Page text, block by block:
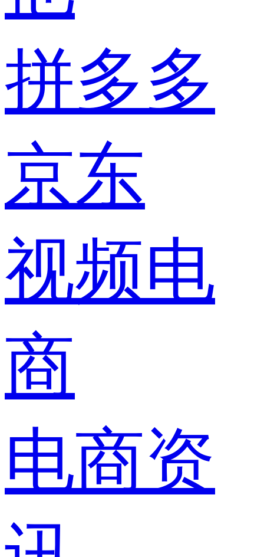
拼多多
京东
视频电
商
电商资